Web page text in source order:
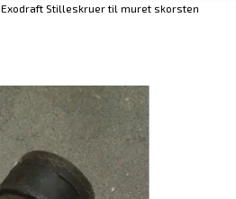
Exodraft Stilleskruer til muret skorsten